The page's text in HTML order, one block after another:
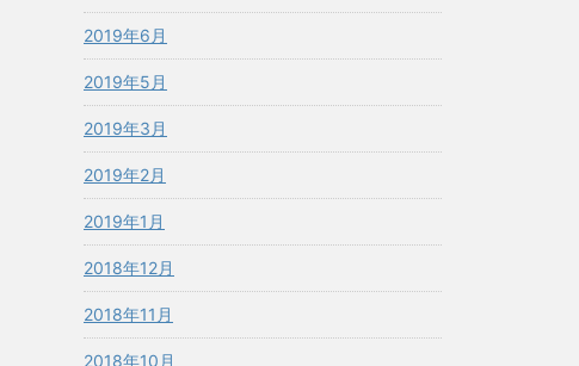
2019年6月
2019年5月
2019年3月
2019年2月
2019年1月
2018年12月
2018年11月
2018年10月